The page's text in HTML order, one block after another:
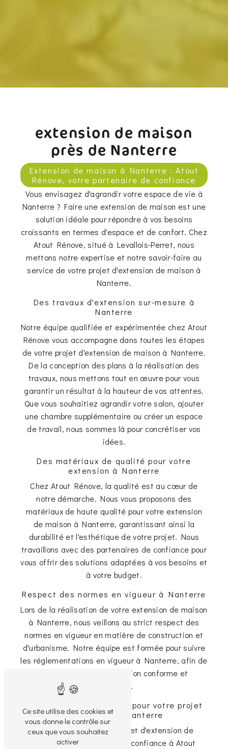
extension de maison
près de Nanterre
Extension de maison à Nanterre : Atout
Rénove, votre partenaire de confiance
Vous envisagez d'agrandir votre espace de vie à
Nanterre ? Faire une extension de maison est une
solution idéale pour répondre à vos besoins
croissants en termes d'espace et de confort. Chez
Atout Rénove, situé à Levallois-Perret, nous
mettons notre expertise et notre savoir-faire au
service de votre projet d'extension de maison à
Nanterre.
Des travaux d'extension sur-mesure à
Nanterre
Notre équipe qualifiée et expérimentée chez Atout
Rénove vous accompagne dans toutes les étapes
de votre projet d'extension de maison à Nanterre.
De la conception des plans à la réalisation des
travaux, nous mettons tout en œuvre pour vous
garantir un résultat à la hauteur de vos attentes.
Que vous souhaitiez agrandir votre salon, ajouter
une chambre supplémentaire ou créer un espace
de travail, nous sommes là pour concrétiser vos
idées.
Des matériaux de qualité pour votre
extension à Nanterre
Chez Atout Rénove, la qualité est au cœur de
notre démarche. Nous vous proposons des
matériaux de haute qualité pour votre extension
de maison à Nanterre, garantissant ainsi la
durabilité et l'esthétique de votre projet. Nous
travaillons avec des partenaires de confiance pour
vous offrir des solutions adaptées à vos besoins et
à votre budget.
Respect des normes en vigueur à Nanterre
Lors de la réalisation de votre extension de maison
à Nanterre, nous veillons au strict respect des
normes en vigueur en matière de construction et
d'urbanisme. Notre équipe est formée pour suivre
les réglementations en vigueur à Nanterre, afin de
vous garantir une extension conforme et
sécurisée.
Contactez Atout Rénove pour votre projet
d'extension à Nanterre
Pour concrétiser votre projet d'extension de
maison à Nanterre, faites confiance à Atout
Ce site utilise des cookies et
vous donne le contrôle sur
ceux que vous souhaitez
activer